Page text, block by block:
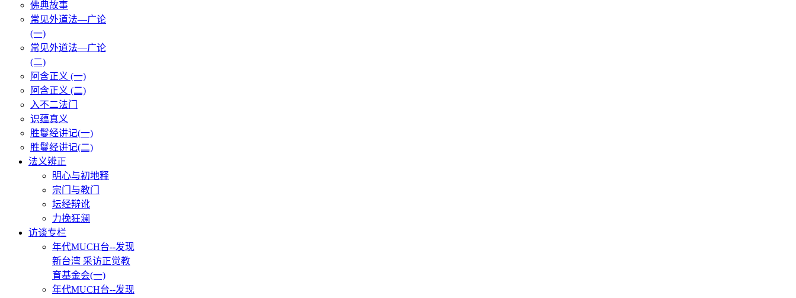
佛典故事
常见外道法—广论
(一)
常见外道法—广论
(二)
阿含正义 (一)
阿含正义 (二)
入不二法门
识蕴真义
胜鬘经讲记(一)
胜鬘经讲记(二)
法义辨正
明心与初地释
宗门与教门
坛经辩讹
力挽狂澜
访谈专栏
年代MUCH台--发现
新台湾 采访正觉教
育基金会(一)
年代MUCH台--发现